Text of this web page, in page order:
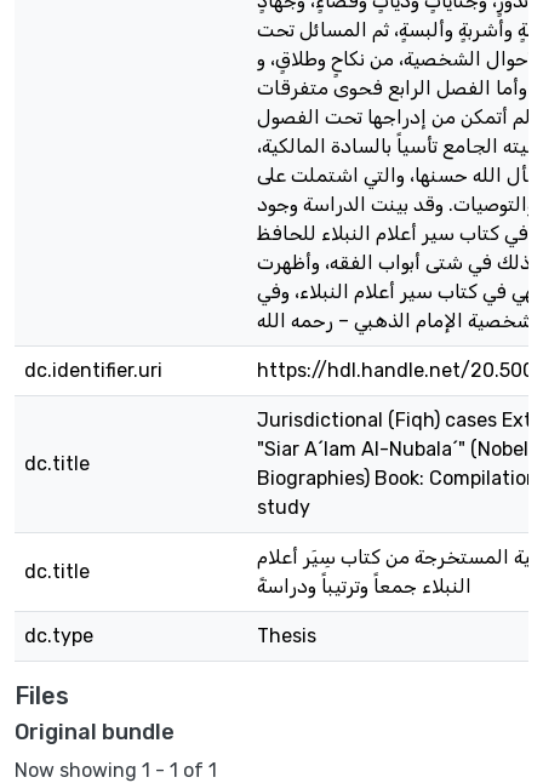
وأشربةٍ وألبسةٍ، ثم المسائل تحت
الشخصية، من نكاحٍ وطلاقٍ، و
وأما الفصل الرابع فحوى متفرقات
لم أتمكن من إدراجها تحت الفصول
الجامع تأسياً بالسادة المالكية،
الله حسنها، والتي اشتملت على
والتوصيات. وقد بينت الدراسة وجود
في كتاب سير أعلام النبلاء للحافظ
وذلك في شتى أبواب الفقه، وأظهرت
في كتاب سير أعلام النبلاء، وفي
dc.identifier.uri https://hdl.handle.net/
dc.title
Jurisdictional (Fiqh) cases
"Siar A´lam Al-Nubala´" (Nobel
Biographies) Book:
study
dc.title
المستخرجة من كتاب سِيَر أعلام
النبلاء جمعاً وترتيباً ودراسةً
dc.type Thesis
Files
Original bundle
Now showing 1 - 1 of 1